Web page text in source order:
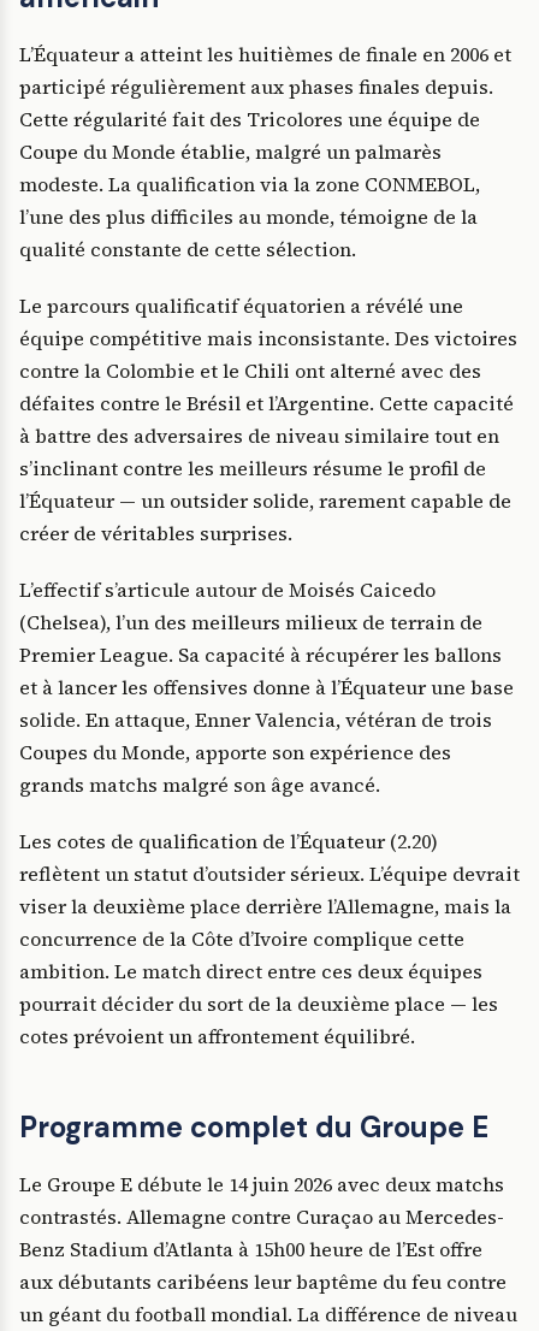
L’Équateur a atteint les huitièmes de finale en 2006 et
participé régulièrement aux phases finales depuis.
Cette régularité fait des Tricolores une équipe de
Coupe du Monde établie, malgré un palmarès
modeste. La qualification via la zone CONMEBOL,
l’une des plus difficiles au monde, témoigne de la
qualité constante de cette sélection.
Le parcours qualificatif équatorien a révélé une
équipe compétitive mais inconsistante. Des victoires
contre la Colombie et le Chili ont alterné avec des
défaites contre le Brésil et l’Argentine. Cette capacité
à battre des adversaires de niveau similaire tout en
s’inclinant contre les meilleurs résume le profil de
l’Équateur — un outsider solide, rarement capable de
créer de véritables surprises.
L’effectif s’articule autour de Moisés Caicedo
(Chelsea), l’un des meilleurs milieux de terrain de
Premier League. Sa capacité à récupérer les ballons
et à lancer les offensives donne à l’Équateur une base
solide. En attaque, Enner Valencia, vétéran de trois
Coupes du Monde, apporte son expérience des
grands matchs malgré son âge avancé.
Les cotes de qualification de l’Équateur (2.20)
reflètent un statut d’outsider sérieux. L’équipe devrait
viser la deuxième place derrière l’Allemagne, mais la
concurrence de la Côte d’Ivoire complique cette
ambition. Le match direct entre ces deux équipes
pourrait décider du sort de la deuxième place — les
cotes prévoient un affrontement équilibré.
Programme complet du Groupe E
Le Groupe E débute le 14 juin 2026 avec deux matchs
contrastés. Allemagne contre Curaçao au Mercedes-
Benz Stadium d’Atlanta à 15h00 heure de l’Est offre
aux débutants caribéens leur baptême du feu contre
un géant du football mondial. La différence de niveau